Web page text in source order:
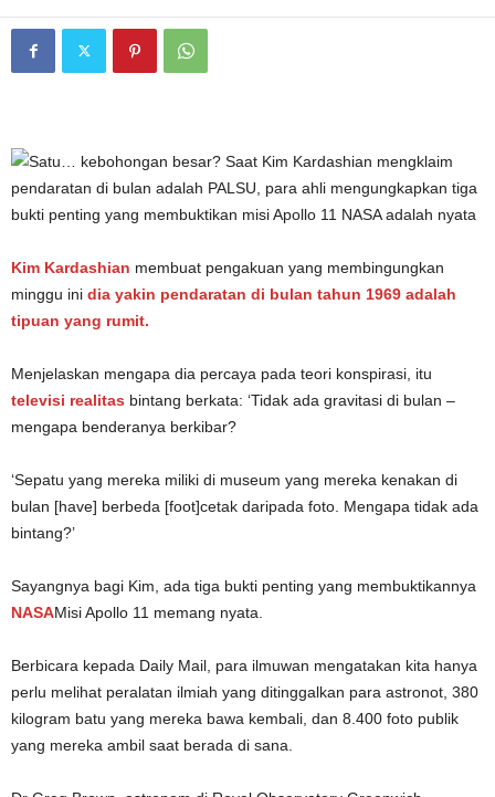
Kim Kardashian membuat pengakuan yang membingungkan
minggu ini dia yakin pendaratan di bulan tahun 1969 adalah
tipuan yang rumit.
Menjelaskan mengapa dia percaya pada teori konspirasi, itu
televisi realitas bintang berkata: ‘Tidak ada gravitasi di bulan –
mengapa benderanya berkibar?
‘Sepatu yang mereka miliki di museum yang mereka kenakan di
bulan [have] berbeda [foot]cetak daripada foto. Mengapa tidak ada
bintang?’
Sayangnya bagi Kim, ada tiga bukti penting yang membuktikannya
NASAMisi Apollo 11 memang nyata.
Berbicara kepada Daily Mail, para ilmuwan mengatakan kita hanya
perlu melihat peralatan ilmiah yang ditinggalkan para astronot, 380
kilogram batu yang mereka bawa kembali, dan 8.400 foto publik
yang mereka ambil saat berada di sana.